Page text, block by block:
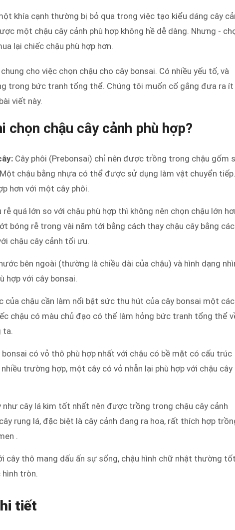
khía cạnh thường bị bỏ qua trong việc tạo kiểu dáng cây
một chậu cây cảnh phù hợp không hề dễ dàng. Nhưng -
lại chiếc chậu phù hợp hơn.
cho việc chọn chậu cho cây bonsai. Có nhiều yếu tố, và
trong bức tranh tổng thể. Chúng tôi muốn cố gắng đưa ra ít
viết này.
chọn chậu cây cảnh phù hợp?
Cây phôi (Prebonsai) chỉ nên được trồng trong chậu gốm
chậu bằng nhựa có thể được sử dụng làm vật chuyển tiếp.
hơn với một cây phôi.
rễ quá lớn so với chậu phù hợp thì không nên chọn chậu lớn
bóng rễ trong vài năm tới bằng cách thay chậu cây bằng
chậu cây cảnh tối ưu.
bên ngoài (thường là chiều dài của chậu) và hình dạng
hợp với cây bonsai.
của chậu cần làm nổi bật sức thu hút của cây bonsai một
chậu có màu chủ đạo có thể làm hỏng bức tranh tổng thể
ta.
bonsai có vỏ thô phù hợp nhất với chậu có bề mặt có cấu trúc
trường hợp, một cây có vỏ nhẵn lại phù hợp với chậu cây
như cây lá kim tốt nhất nên được trồng trong chậu cây cảnh
rụng lá, đặc biệt là cây cảnh đang ra hoa, rất thích hợp
.
cây thô mang dấu ấn sự sống, chậu hình chữ nhật thường tốt
hình tròn.
tiết